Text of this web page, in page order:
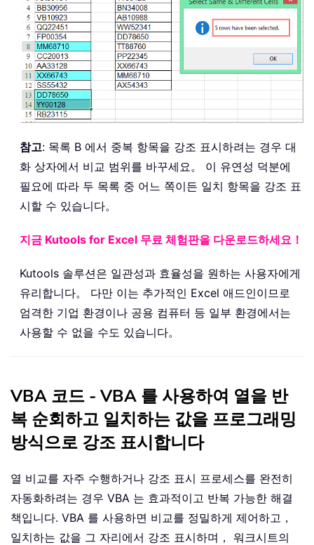
참고: 목록 B 에서 중복 항목을 강조 표시하려는 경우 대
화 상자에서 비교 범위를 바꾸세요。 이 유연성 덕분에
필요에 따라 두 목록 중 어느 쪽이든 일치 항목을 강조 표
시할 수 있습니다。
지금 Kutools for Excel 무료 체험판을 다운로드하세요！
Kutools 솔루션은 일관성과 효율성을 원하는 사용자에게
유리합니다。 다만 이는 추가적인 Excel 애드인이므로
엄격한 기업 환경이나 공용 컴퓨터 등 일부 환경에서는
사용할 수 없을 수도 있습니다。
VBA 코드 - VBA 를 사용하여 열을 반
복 순회하고 일치하는 값을 프로그래밍
방식으로 강조 표시합니다
열 비교를 자주 수행하거나 강조 표시 프로세스를 완전히
자동화하려는 경우 VBA 는 효과적이고 반복 가능한 해결
책입니다. VBA 를 사용하면 비교를 정밀하게 제어하고，
일치하는 값을 그 자리에서 강조 표시하며， 워크시트의